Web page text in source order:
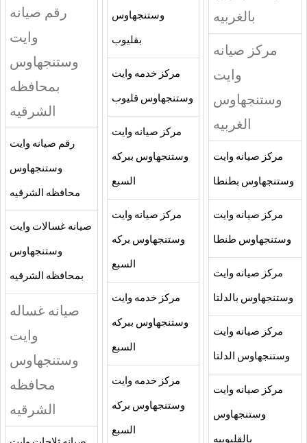
بالغربيه
مركز صيانه
وايت
وستنجهاوس
الغربيه
مركز صيانه وايت
وستنجهاوس بطنطا
مركز صيانه وايت
وستنجهاوس طنطا
مركز صيانه وايت
وستنجهاوس بالدلتا
مركز صيانه وايت
وستنجهاوس الدلتا
مركز صيانه وايت
وستنجهاوس
بالقليوبيه
وستنجهاوس
بقليوب
مركز خدمه وايت
وستنجهاوس قليوب
مركز صيانه وايت
وستنجهاوس ببركه
السبع
مركز صيانه وايت
وستنجهاوس بركه
السبع
مركز خدمه وايت
وستنجهاوس ببركه
السبع
مركز خدمه وايت
وستنجهاوس بركه
السبع
رقم صيانه
وايت
وستنجهاوس
بمحافظه
الشرقيه
رقم صيانه وايت
وستنجهاوس
محافظه الشرقيه
صيانه غسالات وايت
وستنجهاوس
بمحافظه الشرقيه
صيانه غساله
وايت
وستنجهاوس
محافظه
الشرقيه